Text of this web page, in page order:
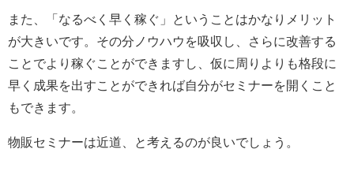
また、「なるべく早く稼ぐ」ということはかなりメリット
が大きいです。その分ノウハウを吸収し、さらに改善する
ことでより稼ぐことができますし、仮に周りよりも格段に
早く成果を出すことができれば自分がセミナーを開くこと
もできます。
物販セミナーは近道、と考えるのが良いでしょう。